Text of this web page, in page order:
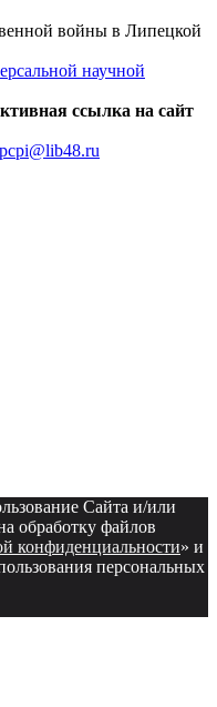
войны в Липецкой
научной
ссылка на сайт
pcpi@lib48.ru
Сайта и/или
обработку файлов
конфиденциальности» и
персональных